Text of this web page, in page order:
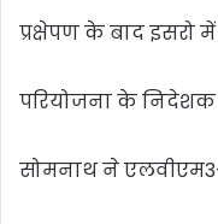
प्रक्षेपण के बाद इसरो
परियोजना के
सोमनाथ ने